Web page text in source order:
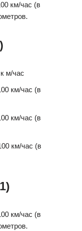
км/час (в
м/час
км/час (в
км/час (в
км/час (в
км/час (в